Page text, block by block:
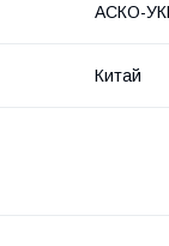
АСКО-
Китай